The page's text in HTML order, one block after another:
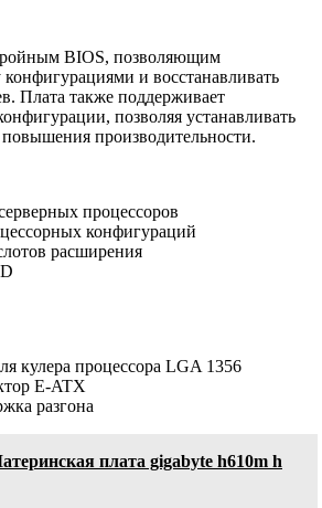
BIOS, позволяющим
и восстанавливать
Плата также поддерживает
позволяя устанавливать
производительности.
процессоров
конфигураций
расширения
кулера процессора LGA 1356
E-ATX
разгона
плата gigabyte h610m h